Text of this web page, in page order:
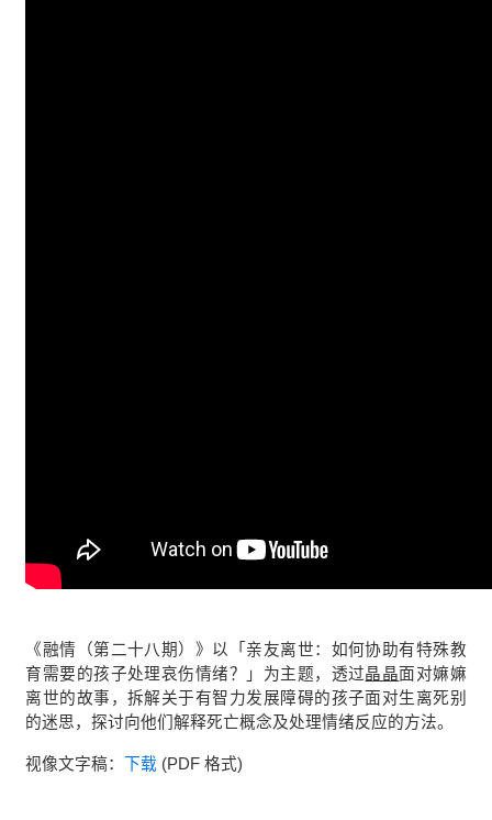
《融情（第二十八期）》以「亲友离世：如何协助有特殊教
育需要的孩子处理哀伤情绪？」为主题，透过晶晶面对嫲嫲
离世的故事，拆解关于有智力发展障碍的孩子面对生离死别
的迷思，探讨向他们解释死亡概念及处理情绪反应的方法。
视像文字稿： 下载 (PDF 格式)